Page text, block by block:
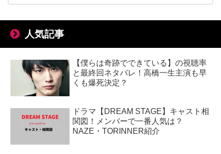
人気記事
【僕らは奇跡でできている】の視聴率
と最終回ネタバレ！高橋一生主演も早
くも爆死決定？
ドラマ【DREAM STAGE】キャスト相
関図！メンバーで一番人気は？
NAZE・TORINNER紹介